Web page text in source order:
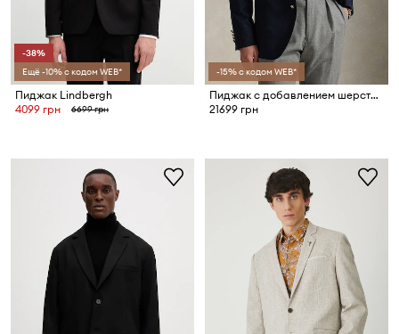
-38%
Ещё -10% с кодом WEB*
Пиджак Lindbergh
4099 грн
6699 грн
-15% с кодом WEB*
Пиджак с добавлением шерсти Polo Ralph Lauren
21699 грн